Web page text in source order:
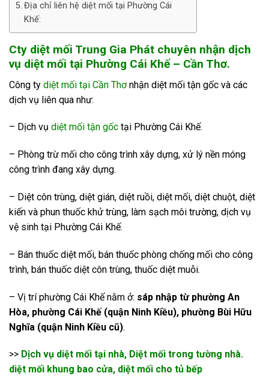
Địa chỉ liên hệ diệt mối tại Phường Cái
Khế:
Cty diệt mối Trung Gia Phát chuyên nhận dịch
vụ diệt mối tại Phường Cái Khế – Cần Thơ.
Công ty diệt mối tại Cần Thơnhận diệt mối tận gốc và các
dịch vụ liên qua như:
– Dịch vụ diệt mối tận gốc tại Phường Cái Khế.
– Phòng trừ mối cho công trình xây dựng, xử lý nền móng
công trình đang xây dựng.
– Diệt côn trùng, diệt gián, diệt ruồi, diệt mối, diệt chuột, diệt
kiến và phun thuốc khử trùng, làm sạch môi trường, dịch vụ
vệ sinh tại Phường Cái Khế.
– Bán thuốc diệt mối, bán thuốc phòng chống mối cho công
trình, bán thuốc diệt côn trùng, thuốc diệt muỗi.
– Vị trí phường Cái Khế nằm ở: sáp nhập từ phường An
Hòa, phường Cái Khế (quận Ninh Kiều), phường Bùi Hữu
Nghĩa (quận Ninh Kiều cũ).
>> Dịch vụ diệt mối tại nhà, Diệt mối trong tường nhà.
diệt mối khung bao cửa, diệt mối cho tủ bếp